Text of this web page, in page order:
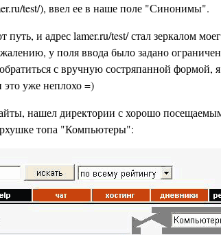
test/), ввел ее в наше поле "Синонимы".
и адрес lamer.ru/test/ стал зеркалом
у поля ввода было задано
с вручную состряпанной формой,
это уже неплохо =)
нашел директории с хорошо
топа "Компьютеры":